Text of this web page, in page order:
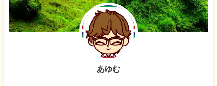
あゆむ